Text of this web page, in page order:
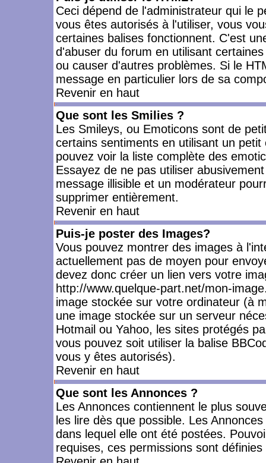
Ceci dépend de l'administrateur qui le
vous êtes autorisés à l'utiliser, vous
certaines balises fonctionnent. C'est
d'abuser du forum en utilisant
ou causer d'autres problèmes. Si le
message en particulier lors de sa
Revenir en haut
Que sont les Smilies ?
Les Smileys, ou Emoticons sont de
certains sentiments en utilisant un
pouvez voir la liste complète des
Essayez de ne pas utiliser
message illisible et un modérateur
supprimer entièrement.
Revenir en haut
Puis-je poster des Images?
Vous pouvez montrer des images à
actuellement pas de moyen pour
devez donc créer un lien vers votre
http://www.quelque-part.net/mon-
image stockée sur votre ordinateur (à
une image stockée sur un serveur
Hotmail ou Yahoo, les sites protégés
vous pouvez soit utiliser la balise
vous y êtes autorisés).
Revenir en haut
Que sont les Annonces ?
Les Annonces contiennent le plus
les lire dès que possible. Les
dans lequel elle ont été postées.
requises, ces permissions sont